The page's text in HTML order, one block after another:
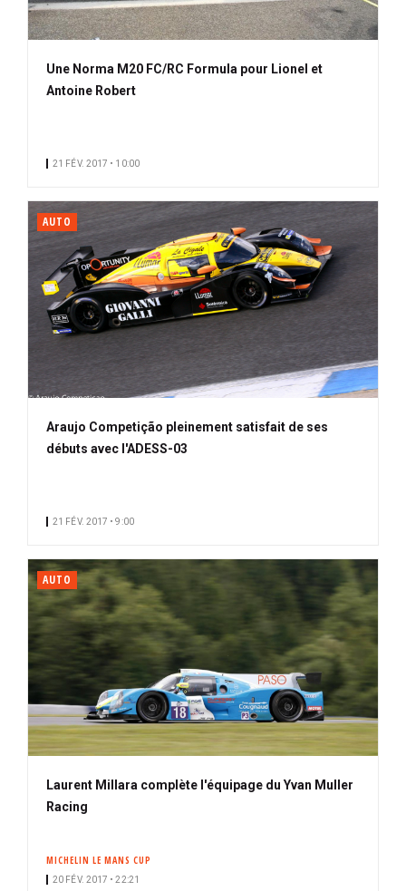
Une Norma M20 FC/RC Formula pour Lionel et
Antoine Robert
21 FÉV. 2017 • 10:00
AUTO
Araujo Competição pleinement satisfait de ses
débuts avec l'ADESS-03
21 FÉV. 2017 • 9:00
AUTO
Laurent Millara complète l'équipage du Yvan Muller
Racing
MICHELIN LE MANS CUP
20 FÉV. 2017 • 22:21